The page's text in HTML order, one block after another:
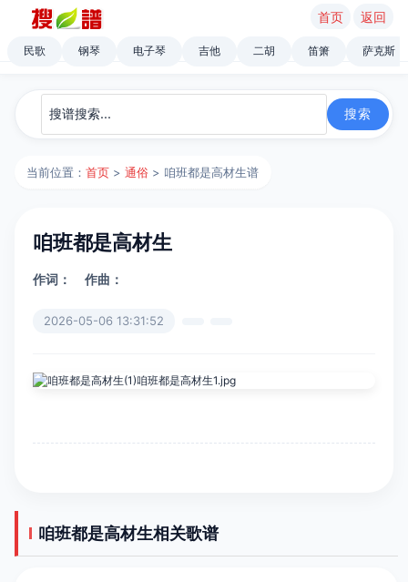
首页 返回
民歌 钢琴 电子琴 吉他 二胡 笛箫 萨克斯
当前位置：首页 >通俗 > 咱班都是高材生谱
咱班都是高材生
作词： 作曲：
2026-05-06 13:31:52
咱班都是高材生相关歌谱